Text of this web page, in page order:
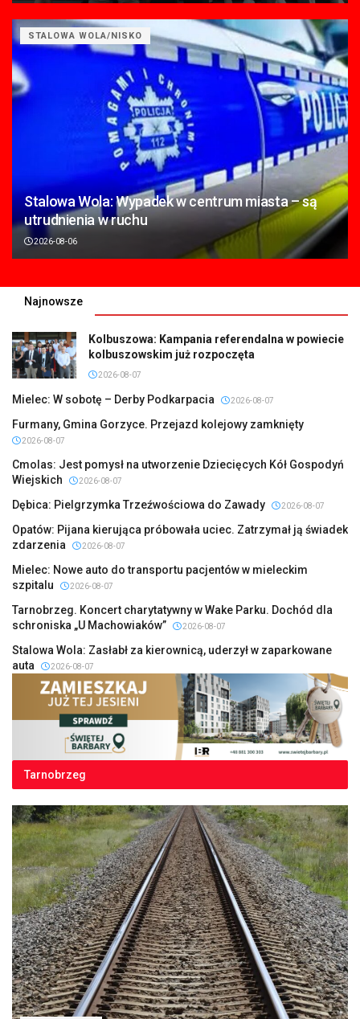
STALOWA WOLA/NISKO
Stalowa Wola: Wypadek w centrum miasta – są
utrudnienia w ruchu
2026-08-06
Najnowsze
Kolbuszowa: Kampania referendalna w powiecie
kolbuszowskim już rozpoczęta
2026-08-07
Mielec: W sobotę – Derby Podkarpacia 2026-08-07
Furmany, Gmina Gorzyce. Przejazd kolejowy zamknięty
2026-08-07
Cmolas: Jest pomysł na utworzenie Dziecięcych Kół Gospodyń
Wiejskich
2026-08-07
Dębica: Pielgrzymka Trzeźwościowa do Zawady 2026-08-07
Opatów: Pijana kierująca próbowała uciec. Zatrzymał ją świadek
zdarzenia
2026-08-07
Mielec: Nowe auto do transportu pacjentów w mieleckim
szpitalu
2026-08-07
Tarnobrzeg. Koncert charytatywny w Wake Parku. Dochód dla
schroniska „U Machowiaków”
2026-08-07
Stalowa Wola: Zasłabł za kierownicą, uderzył w zaparkowane
auta
2026-08-07
Tarnobrzeg